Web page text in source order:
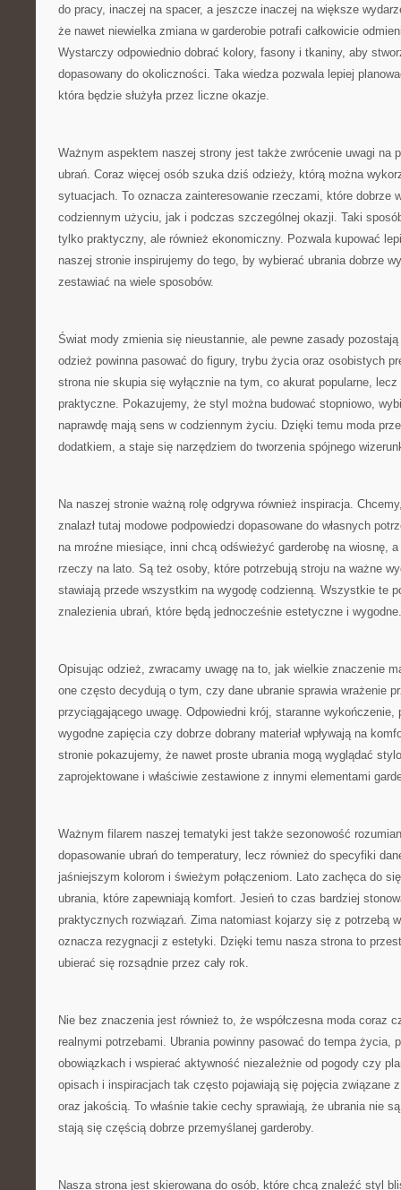
do pracy, inaczej na spacer, a jeszcze inaczej na większe
że nawet niewielka zmiana w garderobie potrafi całkowicie
Wystarczy odpowiednio dobrać kolory, fasony i tkaniny, aby
dopasowany do okoliczności. Taka wiedza pozwala lepiej
która będzie służyła przez liczne okazje.
Ważnym aspektem naszej strony jest także zwrócenie uwagi na
ubrań. Coraz więcej osób szuka dziś odzieży, którą można
sytuacjach. To oznacza zainteresowanie rzeczami, które dobrze
codziennym użyciu, jak i podczas szczególnej okazji. Taki
tylko praktyczny, ale również ekonomiczny. Pozwala kupować
naszej stronie inspirujemy do tego, by wybierać ubrania dobrze
zestawiać na wiele sposobów.
Świat mody zmienia się nieustannie, ale pewne zasady
odzież powinna pasować do figury, trybu życia oraz osobistych
strona nie skupia się wyłącznie na tym, co akurat popularne,
praktyczne. Pokazujemy, że styl można budować stopniowo,
naprawdę mają sens w codziennym życiu. Dzięki temu moda
dodatkiem, a staje się narzędziem do tworzenia spójnego
Na naszej stronie ważną rolę odgrywa również inspiracja.
znalazł tutaj modowe podpowiedzi dopasowane do własnych
na mroźne miesiące, inni chcą odświeżyć garderobę na wiosnę,
rzeczy na lato. Są też osoby, które potrzebują stroju na ważne
stawiają przede wszystkim na wygodę codzienną. Wszystkie te
znalezienia ubrań, które będą jednocześnie estetyczne i wygodne.
Opisując odzież, zwracamy uwagę na to, jak wielkie znaczenie
one często decydują o tym, czy dane ubranie sprawia wrażenie
przyciągającego uwagę. Odpowiedni krój, staranne
wygodne zapięcia czy dobrze dobrany materiał wpływają na
stronie pokazujemy, że nawet proste ubrania mogą wyglądać
zaprojektowane i właściwie zestawione z innymi elementami
Ważnym filarem naszej tematyki jest także sezonowość
dopasowanie ubrań do temperatury, lecz również do specyfiki
jaśniejszym kolorom i świeżym połączeniom. Lato zachęca do
ubrania, które zapewniają komfort. Jesień to czas bardziej
praktycznych rozwiązań. Zima natomiast kojarzy się z potrzebą
oznacza rezygnacji z estetyki. Dzięki temu nasza strona to
ubierać się rozsądnie przez cały rok.
Nie bez znaczenia jest również to, że współczesna moda coraz
realnymi potrzebami. Ubrania powinny pasować do tempa życia,
obowiązkach i wspierać aktywność niezależnie od pogody czy
opisach i inspiracjach tak często pojawiają się pojęcia związane
oraz jakością. To właśnie takie cechy sprawiają, że ubrania nie
stają się częścią dobrze przemyślanej garderoby.
Nasza strona jest skierowana do osób, które chcą znaleźć styl